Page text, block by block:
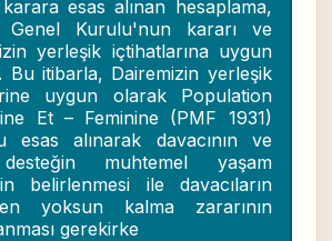
esas alınan hesaplama,
Genel Kurulu'nun kararı ve
yerleşik içtihatlarına uygun
Bu itibarla, Dairemizin yerleşik
uygun olarak Population
Et – Feminine (PMF 1931)
esas alınarak davacının ve
muhtemel yaşam
belirlenmesi ile davacıların
yoksun kalma zararının
gerekirke